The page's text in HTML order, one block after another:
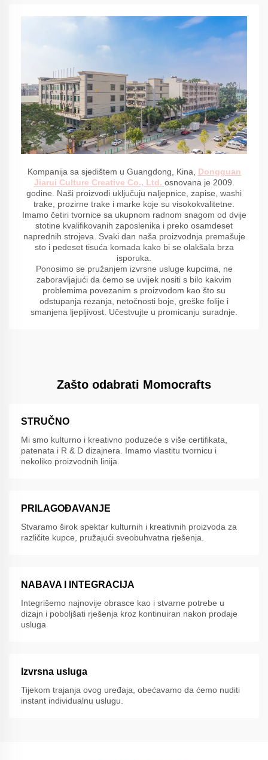
Kompanija sa sjedištem u Guangdong, Kina, Dongguan
Jiarui Culture Creative Co., Ltd. osnovana je 2009.
godine. Naši proizvodi uključuju naljepnice, zapise, washi
trake, prozirne trake i marke koje su visokokvalitetne.
Imamo četiri tvornice sa ukupnom radnom snagom od dvije
stotine kvalifikovanih zaposlenika i preko osamdeset
naprednih strojeva. Svaki dan naša proizvodnja premašuje
sto i pedeset tisuća komada kako bi se olakšala brza
isporuka.
Ponosimo se pružanjem izvrsne usluge kupcima, ne
zaboravljajući da ćemo se uvijek nositi s bilo kakvim
problemima povezanim s proizvodom kao što su
odstupanja rezanja, netočnosti boje, greške folije i
smanjena ljepljivost. Učestvujte u promicanju suradnje.
Zašto odabrati Momocrafts
STRUČNO
Mi smo kulturno i kreativno poduzeće s više certifikata,
patenata i R & D dizajnera. Imamo vlastitu tvornicu i
nekoliko proizvodnih linija.
PRILAGOĐAVANJE
Stvaramo širok spektar kulturnih i kreativnih proizvoda za
različite kupce, pružajući sveobuhvatna rješenja.
NABAVA I INTEGRACIJA
Integrišemo najnovije obrasce kao i stvarne potrebe u
dizajn i poboljšati rješenja kroz kontinuiran nakon prodaje
usluga
Izvrsna usluga
Tijekom trajanja ovog uređaja, obećavamo da ćemo nuditi
instant individualnu uslugu.